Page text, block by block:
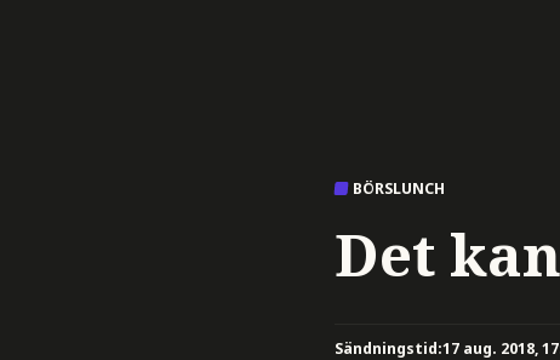
BÖRSLUNCH
Det
Sändningstid:17 aug. 2018,